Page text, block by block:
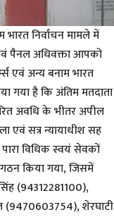
भारत निर्वाचन मामले में
पैनल अधिवक्ता आपको
एवं अन्य बनाम भारत
गया है कि अंतिम मतदाता
अवधि के भीतर अपील
एवं सत्र न्यायाधीश सह
विधिक स्वयं सेवकों
गठन किया गया, जिसमें
(94312281100),
(9470603754), शेरघाटी